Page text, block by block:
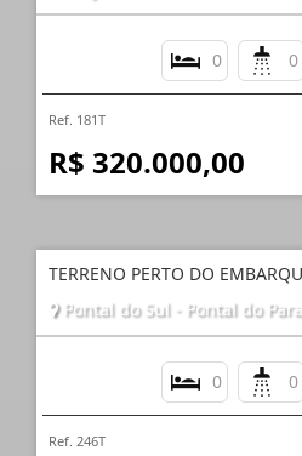
0 0
Ref. 181T
R$ 320.000,00
TERRENO PERTO DO
Pontal do Sul - Pontal do
0 0
Ref. 246T